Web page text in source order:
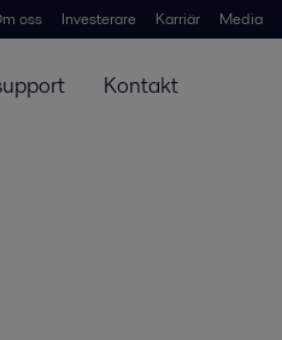
oss Investerare Karriär Media
Kontakt